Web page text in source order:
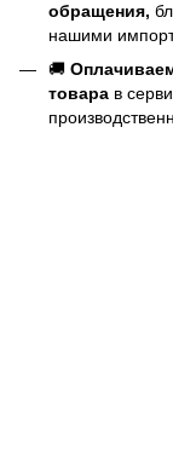
обращения,
нашими
🚚
товара в